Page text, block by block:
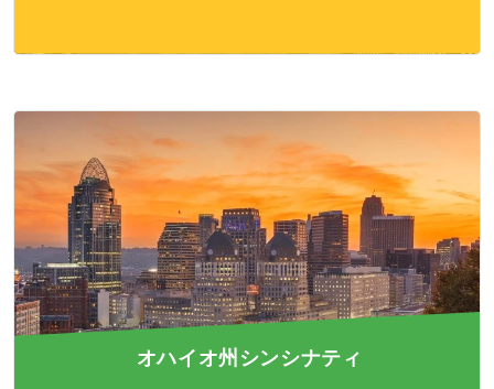
オハイオ州シンシナティ